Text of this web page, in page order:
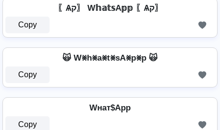
〖Ѧק〗 W𝕙𝕒𝕥𝕤A𝕡𝕡 〖Ѧק〗
Copy
🙀 W⨳h⨳a⨳t⨳sA⨳p⨳p 🙀
Copy
Wнат$App
Copy